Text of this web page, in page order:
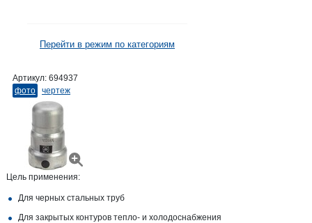
Перейти в режим по категориям
Артикул: 694937
фото
чертеж
Цель применения:
Для черных стальных труб
Для закрытых контуров тепло- и холодоснабжения